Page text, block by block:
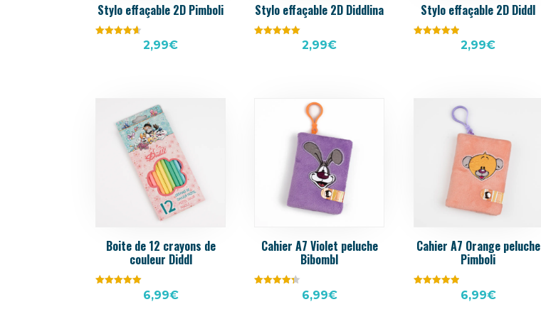
Stylo effaçable 2D Pimboli
2,99€
Stylo effaçable 2D Diddlina
2,99€
Stylo effaçable 2D Diddl
2,99€
Boite de 12 crayons de
couleur Diddl
6,99€
Cahier A7 Violet peluche
Bibombl
6,99€
Cahier A7 Orange peluche
Pimboli
6,99€